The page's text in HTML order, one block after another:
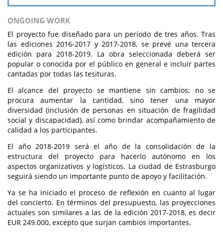
ONGOING WORK
El proyecto fue diseñado para un período de tres años. Tras
las ediciones 2016-2017 y 2017-2018, se prevé una tercera
edición para 2018-2019. La obra seleccionada deberá ser
popular o conocida por el público en general e incluir partes
cantadas por todas las tesituras.
El alcance del proyecto se mantiene sin cambios; no se
procura aumentar la cantidad, sino tener una mayor
diversidad (inclusión de personas en situación de fragilidad
social y discapacidad), así como brindar acompañamiento de
calidad a los participantes.
El año 2018-2019 será el año de la consolidación de la
estructura del proyecto para hacerlo autónomo en los
aspectos organizativos y logísticos. La ciudad de Estrasburgo
seguirá siendo un importante punto de apoyo y facilitación.
Ya se ha iniciado el proceso de reflexión en cuanto al lugar
del concierto. En términos del presupuesto, las proyecciones
actuales son similares a las de la edición 2017-2018, es decir
EUR 249.000, excepto que surjan cambios importantes.